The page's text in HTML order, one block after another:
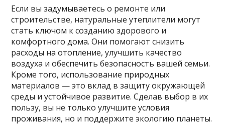
Если вы задумываетесь о ремонте или
строительстве, натуральные утеплители могут
стать ключом к созданию здорового и
комфортного дома. Они помогают снизить
расходы на отопление, улучшить качество
воздуха и обеспечить безопасность вашей семьи.
Кроме того, использование природных
материалов — это вклад в защиту окружающей
среды и устойчивое развитие. Сделав выбор в их
пользу, вы не только улучшите условия
проживания, но и поддержите экологию планеты.